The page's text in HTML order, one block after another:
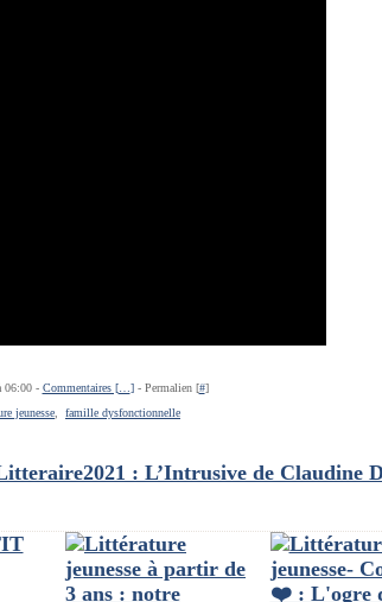
06:00 - Commentaires [… ]- Permalien [#]
jeunesse famille dysfonctionnelle